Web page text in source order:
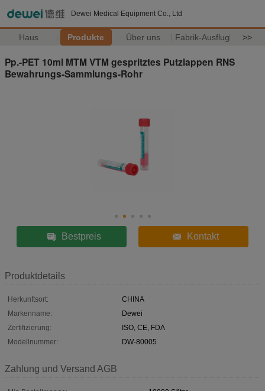
Dewei Medical Equipment Co., Ltd
Haus Produkte Über uns Fabrik-Ausflug >>
Pp.-PET 10ml MTM VTM gespritztes Putzlappen RNS
Bewahrungs-Sammlungs-Rohr
Bestpreis Kontakt
Produktdetails
Herkunftsort:
CHINA
Markenname:
Dewei
Zertifizierung:
ISO, CE, FDA
Modellnummer:
DW-80005
Zahlung und Versand AGB